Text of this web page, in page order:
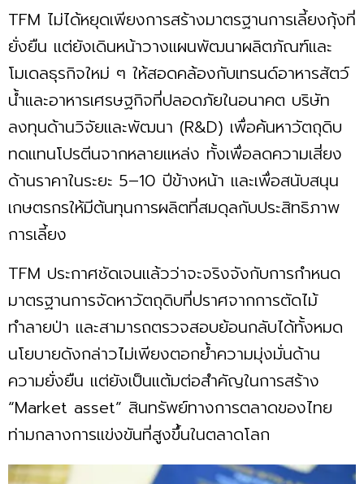
TFM ไม่ได้หยุดเพียงการสร้างมาตรฐานการเลี้ยงกุ้งที่
ยั่งยืน แต่ยังเดินหน้าวางแผนพัฒนาผลิตภัณฑ์และ
โมเดลธุรกิจใหม่ ๆ ให้สอดคล้องกับเทรนด์อาหารสัตว์
น้ำและอาหารเศรษฐกิจที่ปลอดภัยในอนาคต บริษัท
ลงทุนด้านวิจัยและพัฒนา (R&D) เพื่อค้นหาวัตถุดิบ
ทดแทนโปรตีนจากหลายแหล่ง ทั้งเพื่อลดความเสี่ยง
ด้านราคาในระยะ 5–10 ปีข้างหน้า และเพื่อสนับสนุน
เกษตรกรให้มีต้นทุนการผลิตที่สมดุลกับประสิทธิภาพ
การเลี้ยง
TFM ประกาศชัดเจนแล้วว่าจะจริงจังกับการกำหนด
มาตรฐานการจัดหาวัตถุดิบที่ปราศจากการตัดไม้
ทำลายป่า และสามารถตรวจสอบย้อนกลับได้ทั้งหมด
นโยบายดังกล่าวไม่เพียงตอกย้ำความมุ่งมั่นด้าน
ความยั่งยืน แต่ยังเป็นแต้มต่อสำคัญในการสร้าง
“Market asset” สินทรัพย์ทางการตลาดของไทย
ท่ามกลางการแข่งขันที่สูงขึ้นในตลาดโลก